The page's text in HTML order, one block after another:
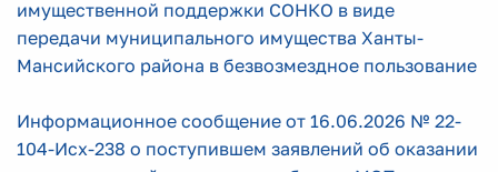
имущественной поддержки СОНКО в виде
передачи муниципального имущества Ханты-
Мансийского района в безвозмездное пользование
Информационное сообщение от 16.06.2026 № 22-
104-Исх-238 о поступившем заявлений об оказании